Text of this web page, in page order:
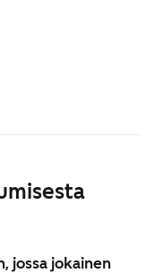
jossa jokainen